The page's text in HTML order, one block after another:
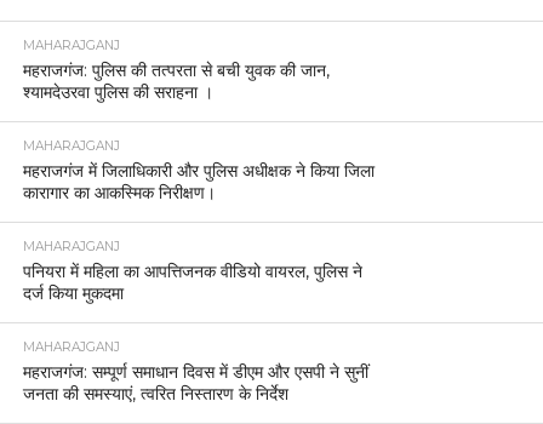
MAHARAJGANJ
महराजगंज: पुलिस की तत्परता से बची युवक की जान,
श्यामदेउरवा पुलिस की सराहना ।
MAHARAJGANJ
महराजगंज में जिलाधिकारी और पुलिस अधीक्षक ने किया जिला
कारागार का आकस्मिक निरीक्षण।
MAHARAJGANJ
पनियरा में महिला का आपत्तिजनक वीडियो वायरल, पुलिस ने
दर्ज किया मुकदमा
MAHARAJGANJ
महराजगंज: सम्पूर्ण समाधान दिवस में डीएम और एसपी ने सुनीं
जनता की समस्याएं, त्वरित निस्तारण के निर्देश